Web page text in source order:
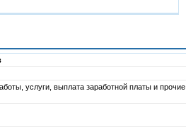
услуги, выплата заработной платы и прочие